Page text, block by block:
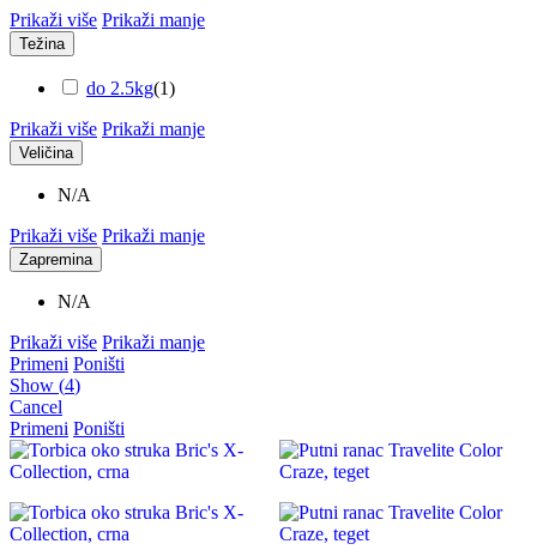
Prikaži više Prikaži manje
Težina
do 2.5kg(1)
Prikaži više Prikaži manje
Veličina
N/A
Prikaži više Prikaži manje
Zapremina
N/A
Prikaži više Prikaži manje
Primeni Poništi
Show (4)
Cancel
Primeni Poništi